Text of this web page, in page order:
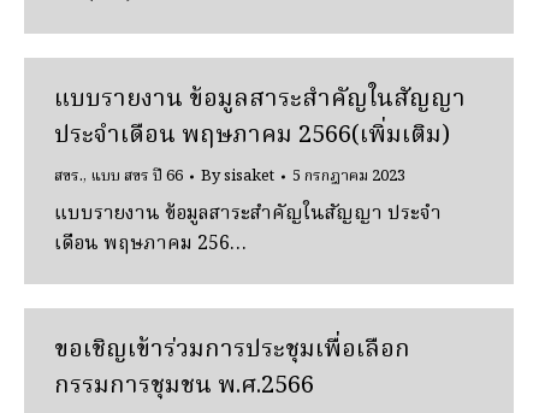
แบบรายงาน ข้อมูลสาระสำคัญในสัญญา
ประจำเดือน พฤษภาคม 2566(เพิ่มเติม)
สขร., แบบ สขร ปี 66 Bysisaket 5 กรกฎาคม 2023
แบบรายงาน ข้อมูลสาระสำคัญในสัญญา ประจำ
เดือน พฤษภาคม 256…
ขอเชิญเข้าร่วมการประชุมเพื่อเลือก
กรรมการชุมชน พ.ศ.2566